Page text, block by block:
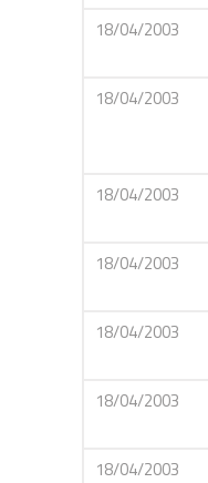
18/04/2003
18/04/2003
18/04/2003
18/04/2003
18/04/2003
18/04/2003
18/04/2003